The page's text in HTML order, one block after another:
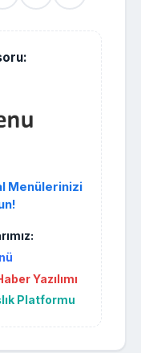
Menülerinizi
Yazılımı
Platformu